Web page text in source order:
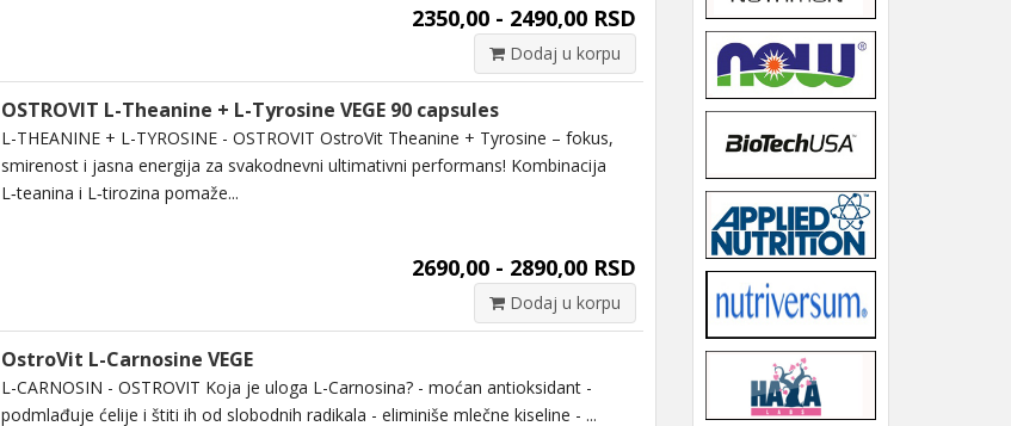
2350,00 - 2490,00 RSD
Dodaj u korpu
OSTROVIT L-Theanine + L-Tyrosine VEGE 90 capsules
L-THEANINE + L-TYROSINE - OSTROVIT OstroVit Theanine + Tyrosine – fokus,
smirenost i jasna energija za svakodnevni ultimativni performans! Kombinacija
L‑teanina i L‑tirozina pomaže...
2690,00 - 2890,00 RSD
Dodaj u korpu
OstroVit L-Carnosine VEGE
L-CARNOSIN - OSTROVIT Koja je uloga L-Carnosina? - moćan antioksidant -
podmlađuje ćelije i štiti ih od slobodnih radikala - eliminiše mlečne kiseline - ...